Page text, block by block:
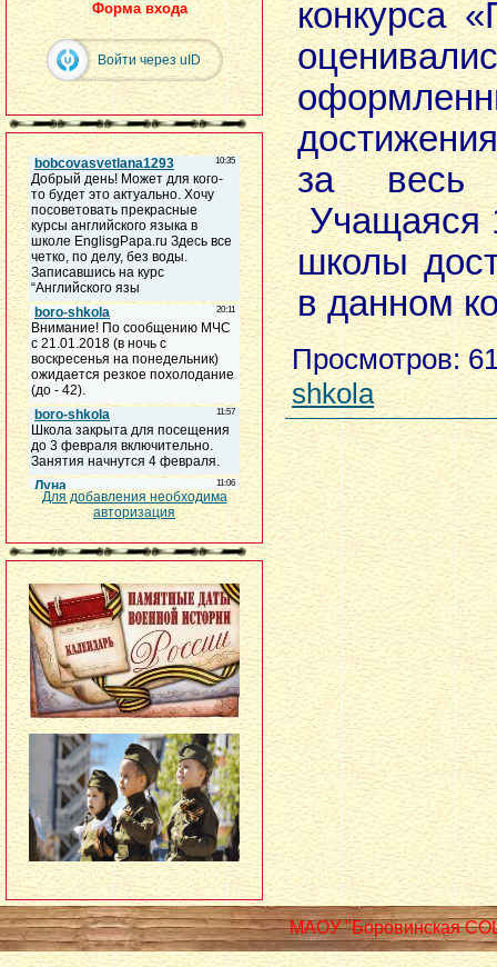
Форма входа
Войти через uID
Для добавления необходима
авторизация
конкурса
за весь
Учащаяся
школы
в данном
Просмотров:
shkola
МАОУ "Боровинская